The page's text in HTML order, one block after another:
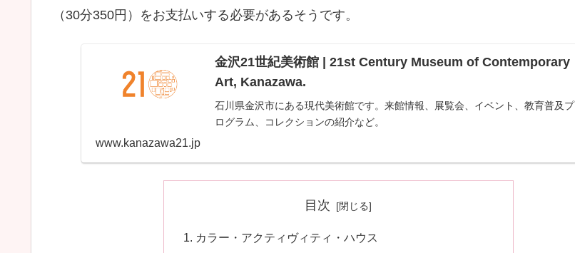
（30分350円）をお支払いする必要があるそうです。
金沢21世紀美術館 | 21st Century Museum of Contemporary
Art, Kanazawa.
石川県金沢市にある現代美術館です。来館情報、展覧会、イベント、教育普及プ
ログラム、コレクションの紹介など。
www.kanazawa21.jp
目次
カラー・アクティヴィティ・ハウス